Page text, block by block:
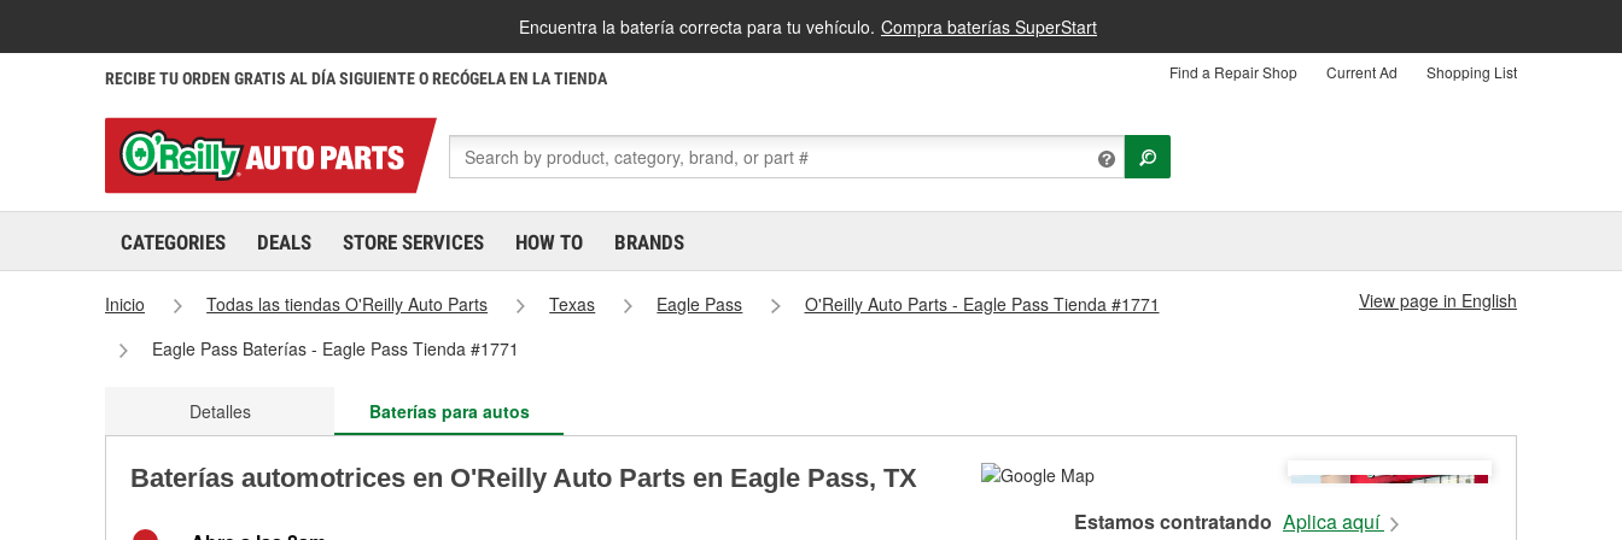
Encuentra la batería correcta para tu vehículo. Compra baterías SuperStart
RECIBE TU ORDEN GRATIS AL DÍA SIGUIENTE O RECÓGELA EN LA TIENDA Find a Repair Shop Current Ad Shopping List
CATEGORIES DEALS STORE SERVICES HOW TO BRANDS
Inicio Todas las tiendas O'Reilly Auto Parts Texas Eagle Pass
O'Reilly Auto Parts - Eagle Pass Tienda #1771
Eagle Pass Baterías - Eagle Pass Tienda #1771
View page in English
Detalles Baterías para autos
Baterías automotrices en O'Reilly Auto Parts en Eagle Pass, TX
Estamos contratando Aplica aquí